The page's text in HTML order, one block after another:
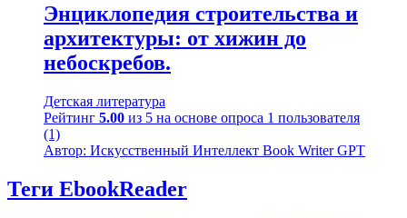
Энциклопедия строительства и
архитектуры: от хижин до
небоскребов.
Детская литература
Рейтинг 5.00 из 5 на основе опроса 1 пользователя
(1)
Автор: Искусственный Интеллект Book Writer GPT
Теги EbookReader